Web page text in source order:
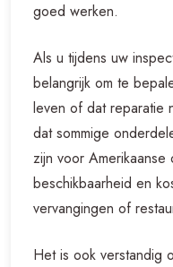
goed werken.
Als u tijdens uw
belangrijk om te
leven of dat reparatie
dat sommige
zijn voor
beschikbaarheid en
vervangingen of
Het is ook verstandig